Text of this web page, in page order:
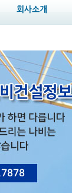
회사소개